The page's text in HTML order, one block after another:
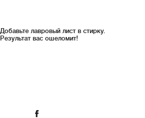
Добавьте лавровый лист в стирку.
Результат вас ошеломит!